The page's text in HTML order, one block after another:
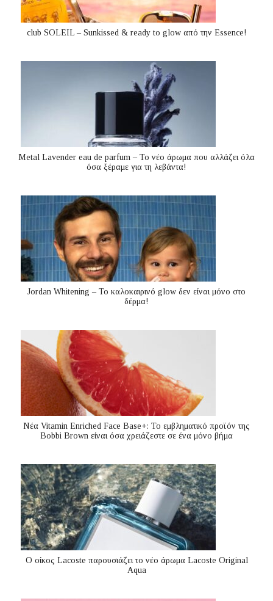
club SOLEIL – Sunkissed & ready to glow από την Essence!
Metal Lavender eau de parfum – Το νέο άρωμα που αλλάζει όλα
όσα ξέραμε για τη λεβάντα!
Jordan Whitening – Το καλοκαιρινό glow δεν είναι μόνο στο
δέρμα!
Nέα Vitamin Enriched Face Base+: Το εμβληματικό προϊόν της
Bobbi Brown είναι όσα χρειάζεστε σε ένα μόνο βήμα
Ο οίκος Lacoste παρουσιάζει το νέο άρωμα Lacoste Original
Aqua